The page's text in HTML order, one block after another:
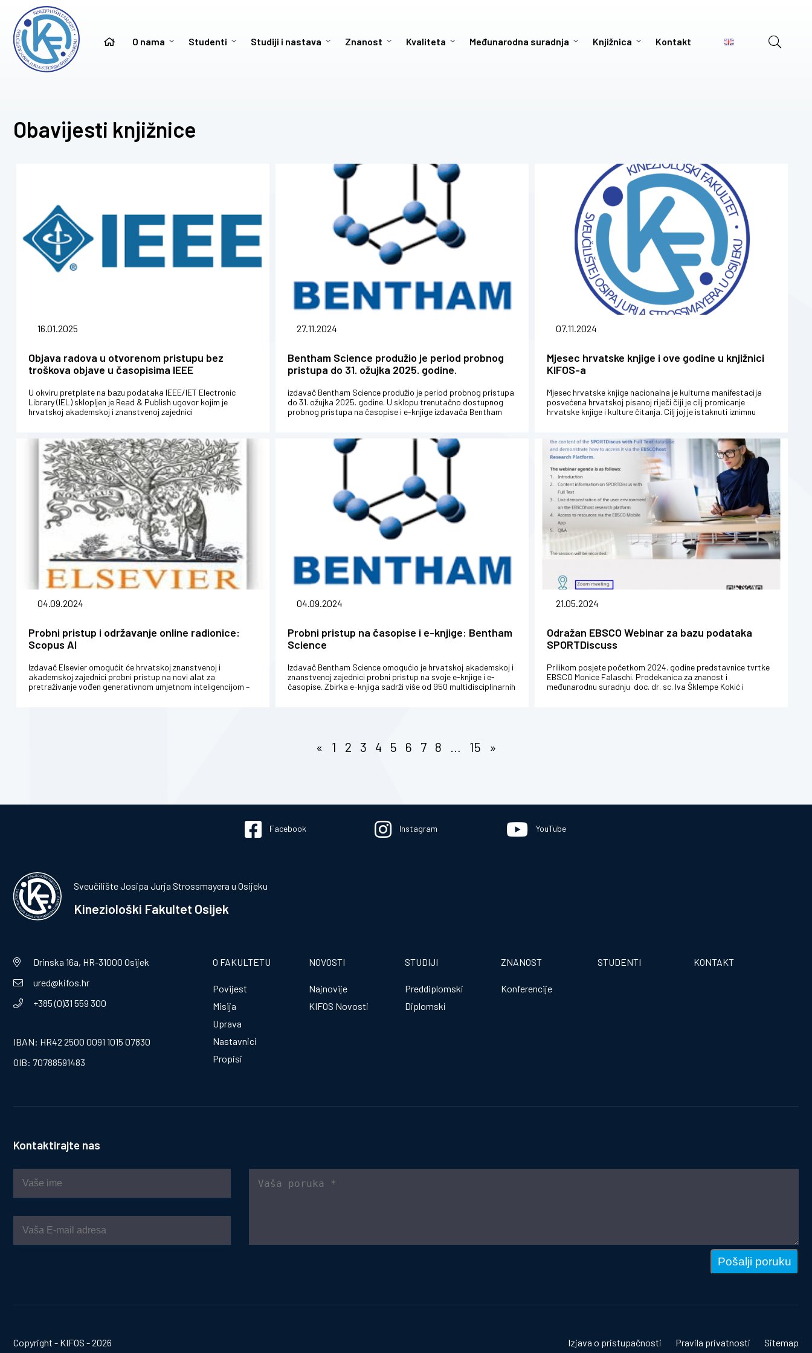
O nama Studenti Studiji i nastava Znanost Kvaliteta Međunarodna suradnja Knjižnica Kontakt
Obavijesti knjižnice
16.01.2025
Objava radova u otvorenom pristupu bez
troškova objave u časopisima IEEE
U okviru pretplate na bazu podataka IEEE/IET Electronic
Library (IEL) sklopljen je Read & Publish ugovor kojim je
hrvatskoj akademskoj i znanstvenoj zajednici
27.11.2024
Bentham Science produžio je period probnog
pristupa do 31. ožujka 2025. godine.
izdavač Bentham Science produžio je period probnog pristupa
do 31. ožujka 2025. godine. U sklopu trenutačno dostupnog
probnog pristupa na časopise i e-knjige izdavača Bentham
07.11.2024
Mjesec hrvatske knjige i ove godine u knjižnici
KIFOS-a
Mjesec hrvatske knjige nacionalna je kulturna manifestacija
posvećena hrvatskoj pisanoj riječi čiji je cilj promicanje
hrvatske knjige i kulture čitanja. Cilj joj je istaknuti iznimnu
04.09.2024
Probni pristup i održavanje online radionice:
Scopus AI
Izdavač Elsevier omogućit će hrvatskoj znanstvenoj i
akademskoj zajednici probni pristup na novi alat za
pretraživanje vođen generativnom umjetnom inteligencijom –
04.09.2024
Probni pristup na časopise i e-knjige: Bentham
Science
Izdavač Bentham Science omogućio je hrvatskoj akademskoj i
znanstvenoj zajednici probni pristup na svoje e-knjige i e-
časopise. Zbirka e-knjiga sadrži više od 950 multidisciplinarnih
21.05.2024
Odražan EBSCO Webinar za bazu podataka
SPORTDiscuss
Prilikom posjete početkom 2024. godine predstavnice tvrtke
EBSCO Monice Falaschi. Prodekanica za znanost i
međunarodnu suradnju doc. dr. sc. Iva Šklempe Kokić i
« 1 2 3 4 5 6 7 8 15 »
Facebook Instagram YouTube
Sveučilište Josipa Jurja Strossmayera u Osijeku
Kineziološki Fakultet Osijek
Drinska 16a, HR-31000 Osijek
ured@kifos.hr
+385 (0)31 559 300
IBAN: HR42 2500 0091 1015 07830
OIB: 70788591483
O FAKULTETU
Povijest
Misija
Uprava
Nastavnici
Propisi
NOVOSTI
Najnovije
KIFOS Novosti
STUDIJI
Preddiplomski
Diplomski
ZNANOST
Konferencije
STUDENTI KONTAKT
Kontaktirajte nas
Pošalji poruku
Copyright - KIFOS - 2026 Izjava o pristupačnosti Pravila privatnosti Sitemap